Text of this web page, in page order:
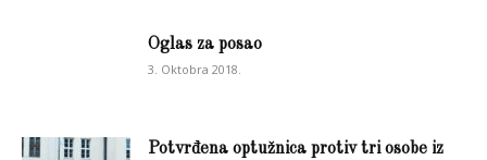
Oglas za posao
3. Oktobra 2018.
Potvrđena optužnica protiv tri osobe iz